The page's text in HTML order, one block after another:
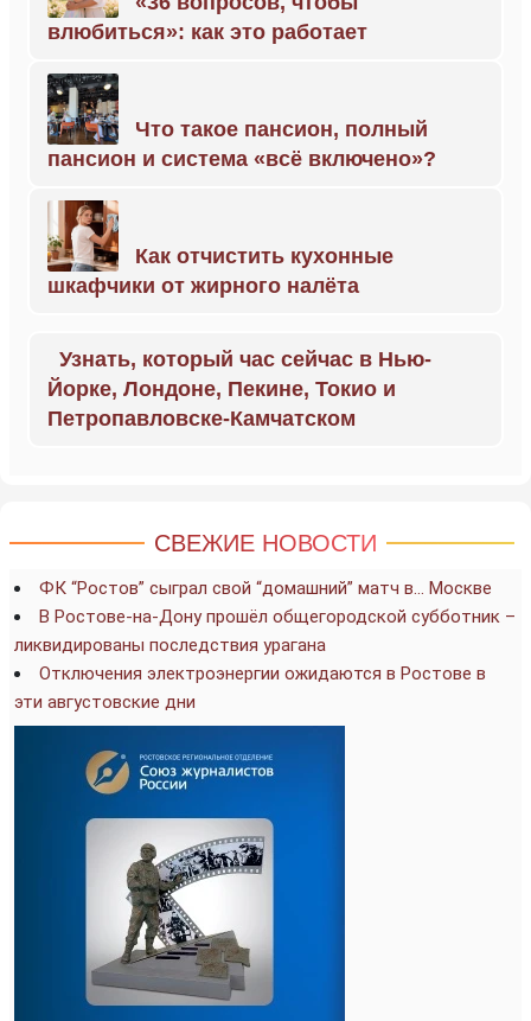
влюбиться»: как это работает
Что такое пансион, полный
пансион и система «всё включено»?
Как отчистить кухонные
шкафчики от жирного налёта
Узнать, который час сейчас в Нью-
Йорке, Лондоне, Пекине, Токио и
Петропавловске-Камчатском
СВЕЖИЕ НОВОСТИ
ФК “Ростов” сыграл свой “домашний” матч в… Москве
В Ростове-на-Дону прошёл общегородской субботник –
ликвидированы последствия урагана
Отключения электроэнергии ожидаются в Ростове в
эти августовские дни